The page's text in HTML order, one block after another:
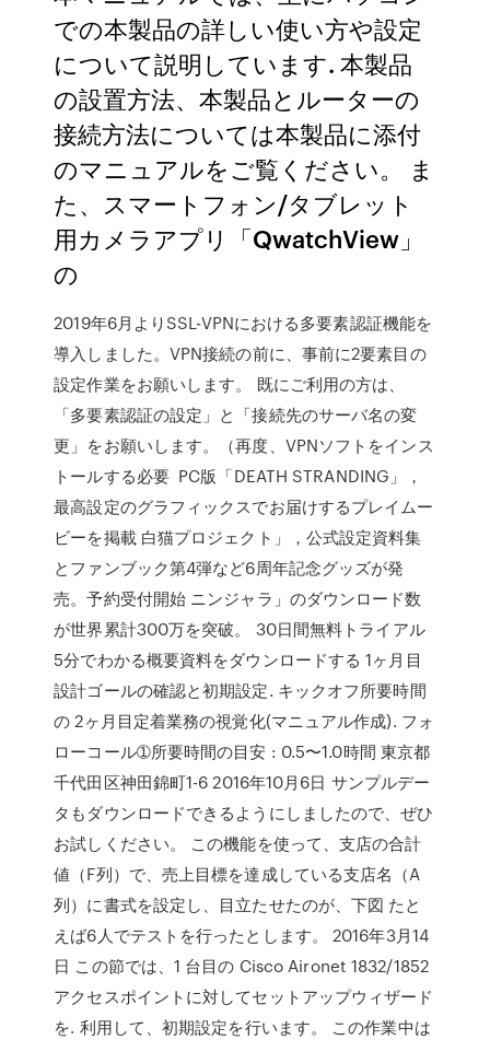
での本製品の詳しい使い方や設定
について説明しています. 本製品
の設置方法、本製品とルーターの
接続方法については本製品に添付
のマニュアルをご覧ください。 ま
た、スマートフォン/タブレット
用カメラアプリ「QwatchView」
の
2019年6月よりSSL-VPNにおける多要素認証機能を
導入しました。VPN接続の前に、事前に2要素目の
設定作業をお願いします。 既にご利用の方は、
「多要素認証の設定」と「接続先のサーバ名の変
更」をお願いします。（再度、VPNソフトをインス
トールする必要 PC版「DEATH STRANDING」，
最高設定のグラフィックスでお届けするプレイムー
ビーを掲載 白猫プロジェクト」，公式設定資料集
とファンブック第4弾など6周年記念グッズが発
売。予約受付開始 ニンジャラ」のダウンロード数
が世界累計300万を突破。 30日間無料トライアル
5分でわかる概要資料をダウンロードする 1ヶ月目
設計ゴールの確認と初期設定. キックオフ所要時間
の 2ヶ月目定着業務の視覚化(マニュアル作成). フォ
ローコール➀所要時間の目安 : 0.5〜1.0時間 東京都
千代田区神田錦町1-6 2016年10月6日 サンプルデー
タもダウンロードできるようにしましたので、ぜひ
お試しください。 この機能を使って、支店の合計
値（F列）で、売上目標を達成している支店名（A
列）に書式を設定し、目立たせたのが、下図 たと
えば6人でテストを行ったとします。 2016年3月14
日 この節では、1 台目の Cisco Aironet 1832/1852
アクセスポイントに対してセットアップウィザード
を. 利用して、初期設定を行います。 この作業中は